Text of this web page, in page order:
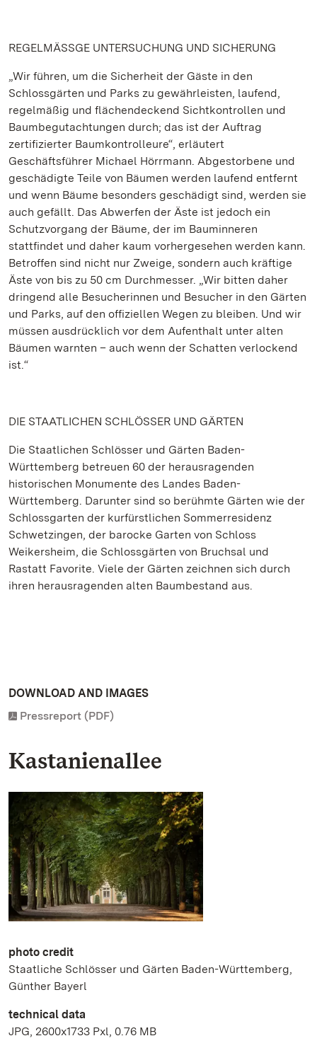
REGELMÄSSGE UNTERSUCHUNG UND SICHERUNG
„Wir führen, um die Sicherheit der Gäste in den
Schlossgärten und Parks zu gewährleisten, laufend,
regelmäßig und flächendeckend Sichtkontrollen und
Baumbegutachtungen durch; das ist der Auftrag
zertifizierter Baumkontrolleure“, erläutert
Geschäftsführer Michael Hörrmann. Abgestorbene und
geschädigte Teile von Bäumen werden laufend entfernt
und wenn Bäume besonders geschädigt sind, werden sie
auch gefällt. Das Abwerfen der Äste ist jedoch ein
Schutzvorgang der Bäume, der im Bauminneren
stattfindet und daher kaum vorhergesehen werden kann.
Betroffen sind nicht nur Zweige, sondern auch kräftige
Äste von bis zu 50 cm Durchmesser. „Wir bitten daher
dringend alle Besucherinnen und Besucher in den Gärten
und Parks, auf den offiziellen Wegen zu bleiben. Und wir
müssen ausdrücklich vor dem Aufenthalt unter alten
Bäumen warnten – auch wenn der Schatten verlockend
ist.“
DIE STAATLICHEN SCHLÖSSER UND GÄRTEN
Die Staatlichen Schlösser und Gärten Baden-
Württemberg betreuen 60 der herausragenden
historischen Monumente des Landes Baden-
Württemberg. Darunter sind so berühmte Gärten wie der
Schlossgarten der kurfürstlichen Sommerresidenz
Schwetzingen, der barocke Garten von Schloss
Weikersheim, die Schlossgärten von Bruchsal und
Rastatt Favorite. Viele der Gärten zeichnen sich durch
ihren herausragenden alten Baumbestand aus.
DOWNLOAD AND IMAGES
Pressreport (PDF)
Kastanienallee
photo credit
Staatliche Schlösser und Gärten Baden-Württemberg,
Günther Bayerl
technical data
JPG, 2600x1733 Pxl, 0.76 MB